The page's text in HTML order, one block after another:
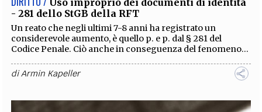
- 281 dello StGB della RFT
Un reato che negli ultimi 7-8 anni ha registrato un
considerevole aumento, è quello p. e p. dal § 281 del
Codice Penale. Ciò anche in conseguenza del fenomeno...
diArmin Kapeller